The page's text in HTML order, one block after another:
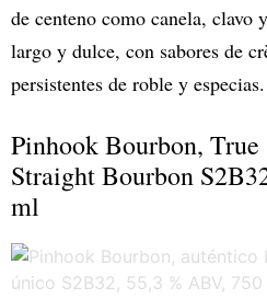
de centeno como canela, clavo
largo y dulce, con sabores de
persistentes de roble y especias.
Pinhook Bourbon,
Straight Bourbon
ml